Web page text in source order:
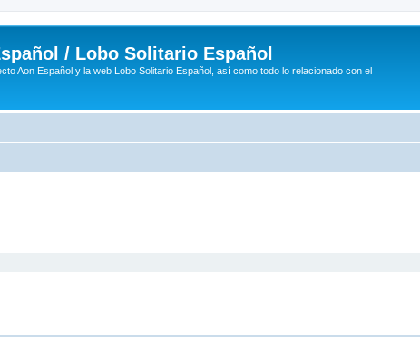
/ Lobo Solitario Español
Aon Español y la web Lobo Solitario Español, así como todo lo relacionado con el